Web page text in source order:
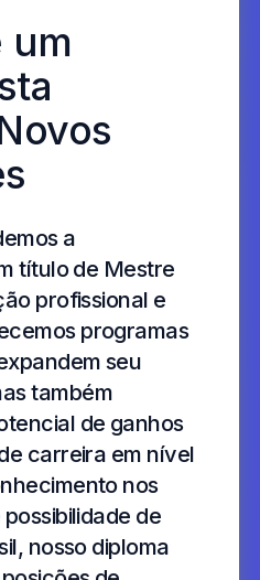
um
a
título de Mestre
profissional e
programas
seu
também
de ganhos
carreira em nível
nos
de
nosso diploma